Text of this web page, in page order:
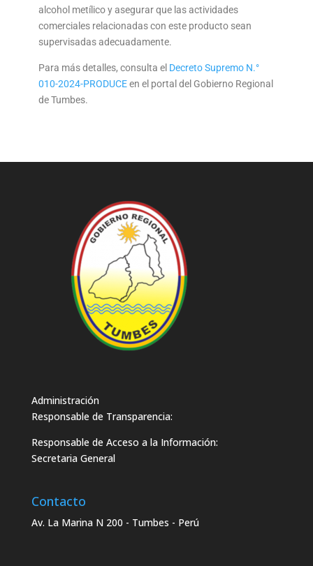
alcohol metílico y asegurar que las actividades
comerciales relacionadas con este producto sean
supervisadas adecuadamente.
Para más detalles, consulta el Decreto Supremo N.°
010-2024-PRODUCEen el portal del Gobierno Regional
de Tumbes.
Administración
Responsable de Transparencia:
Responsable de Acceso a la Información:
Secretaria General
Contacto
Av. La Marina N 200 - Tumbes - Perú